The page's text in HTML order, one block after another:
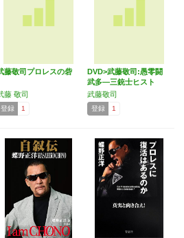
藤敬司プロレスの砦
藤 敬司
登録 1
DVD>武藤敬司:愚零闘
武多―三銃士ヒスト
リ…
武藤敬司
登録 1